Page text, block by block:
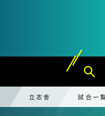
立志舎 試合一